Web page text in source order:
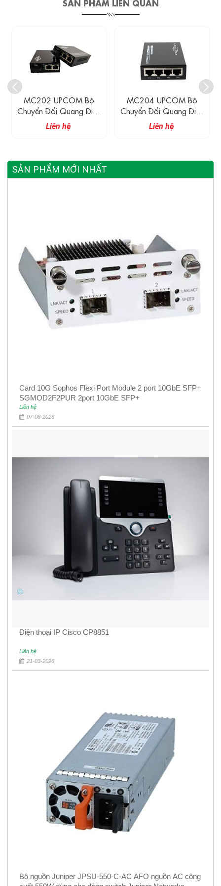
SẢN PHẨM LIÊN QUAN
MC204 UPCOM Bộ
Chuyển Đổi Quang Điện
Sang Ethernet 4 Cổng
10/100/1000M
Liên hệ
MC204-2FG UPCOM
Bộ Chuyển Đổi Quang
Điện 4 Cổng Ethernet
10/100/1000M + 2
Liên hệ
SẢN PHẨM MỚI NHẤT
Card 10G Sophos Flexi Port Module 2 port 10GbE SFP+
SGMOD2F2PUR 2port 10GbE SFP+
Liên hệ
07-08-2026
Điện thoại IP Cisco CP8851
Liên hệ
21-03-2026
Bộ nguồn Juniper JPSU-550-C-AC AFO nguồn AC công